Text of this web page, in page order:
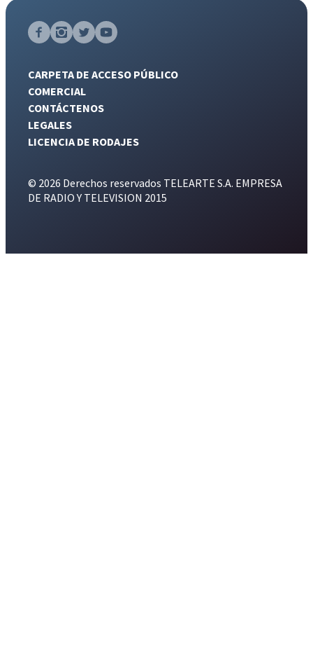
CARPETA DE ACCESO PÚBLICO
COMERCIAL
CONTÁCTENOS
LEGALES
LICENCIA DE RODAJES
© 2026 Derechos reservados TELEARTE S.A. EMPRESA
DE RADIO Y TELEVISION 2015